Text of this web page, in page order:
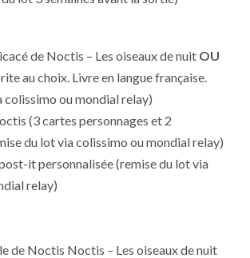
de Noctis – Les oiseaux de nuit OU
au choix. Livre en langue française.
colissimo ou mondial relay)
(3 cartes personnages et 2
du lot via colissimo ou mondial relay)
it personnalisée (remise du lot via
relay)
de Noctis Noctis – Les oiseaux de nuit